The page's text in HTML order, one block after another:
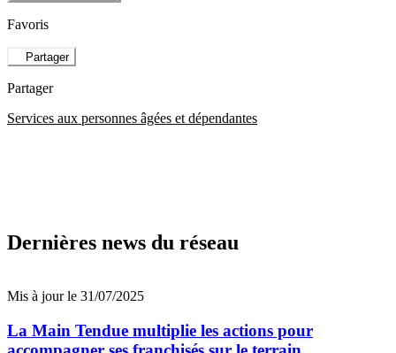
Favoris
Partager
Partager
Services aux personnes âgées et dépendantes
Dernières news du réseau
Mis à jour le 31/07/2025
La Main Tendue multiplie les actions pour